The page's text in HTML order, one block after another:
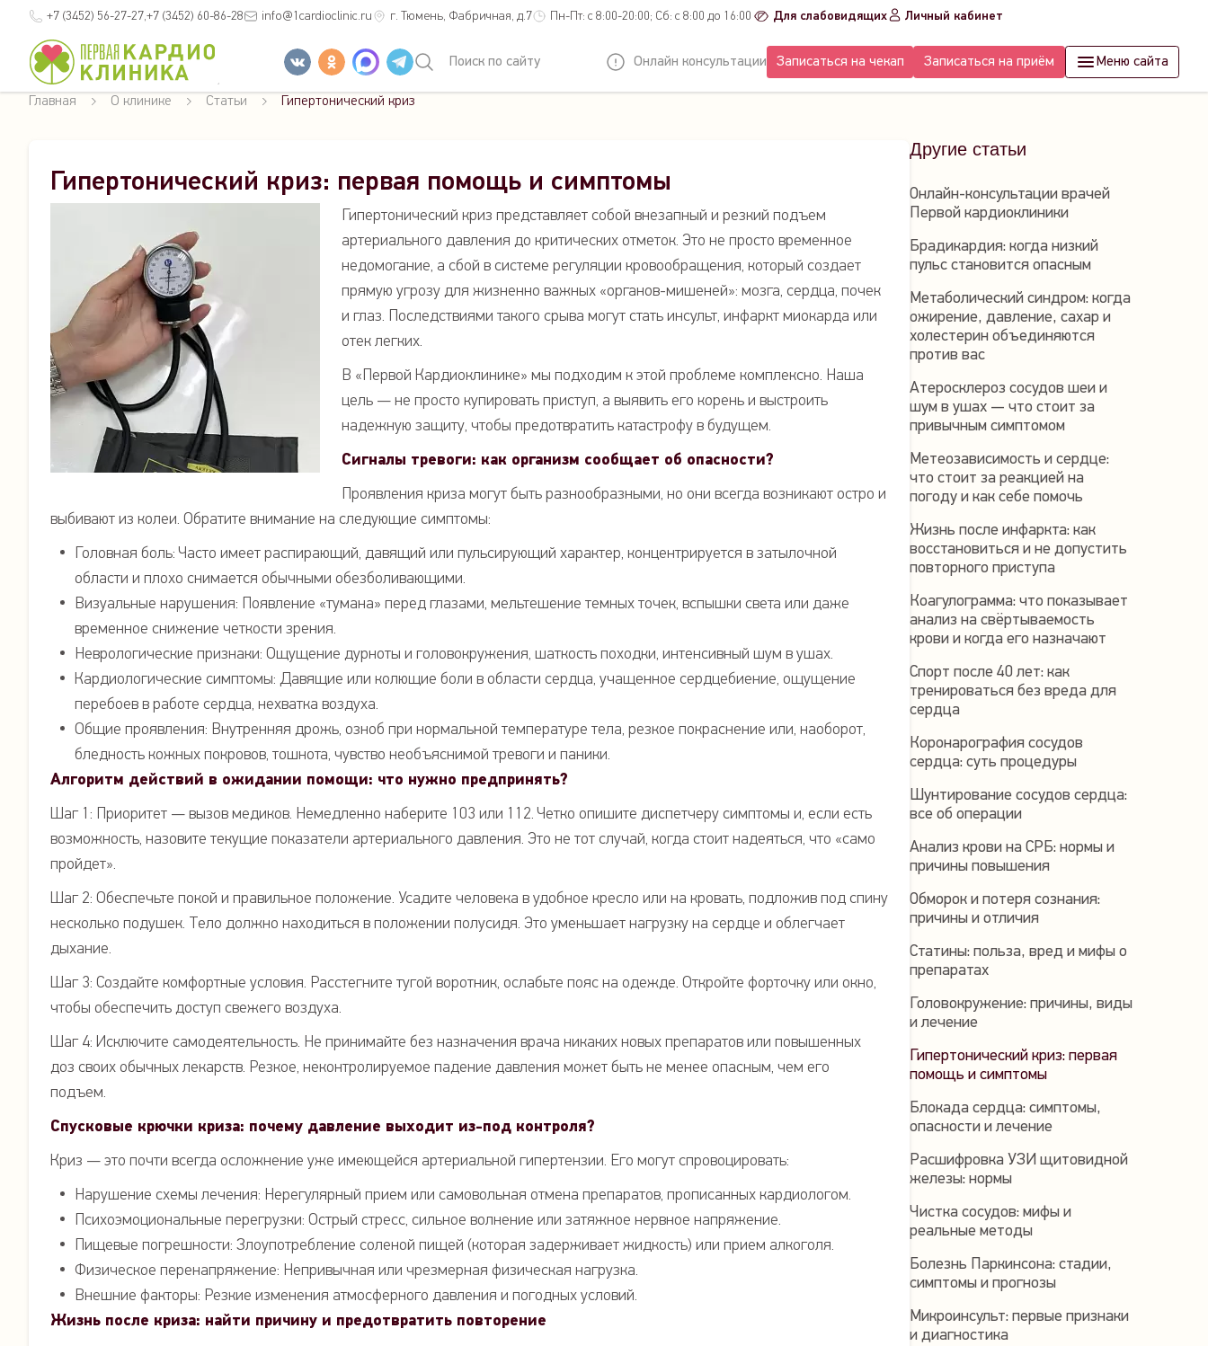
+7 (3452) 56-27-27 +7 (3452) 60-86-28 info@1cardioclinic.ru г. Тюмень, Фабричная, д.7 Пн-Пт: с 8:00-20:00; Сб: с 8:00 до 16:00 Для слабовидящих Личный кабинет
Поиск по сайту Онлайн консультации Записаться на чекап Записаться на приём Меню сайта
Главная О клинике Статьи Гипертонический криз
Гипертонический криз: первая помощь и симптомы
Гипертонический криз представляет собой внезапный и резкий подъем
артериального давления до критических отметок. Это не просто временное
недомогание, а сбой в системе регуляции кровообращения, который создает
прямую угрозу для жизненно важных «органов-мишеней»: мозга, сердца, почек
и глаз. Последствиями такого срыва могут стать инсульт, инфаркт миокарда или
отек легких.
В «Первой Кардиоклинике» мы подходим к этой проблеме комплексно. Наша
цель — не просто купировать приступ, а выявить его корень и выстроить
надежную защиту, чтобы предотвратить катастрофу в будущем.
Сигналы тревоги: как организм сообщает об опасности?
Проявления криза могут быть разнообразными, но они всегда возникают остро и
выбивают из колеи. Обратите внимание на следующие симптомы:
Головная боль: Часто имеет распирающий, давящий или пульсирующий характер, концентрируется в затылочной
области и плохо снимается обычными обезболивающими.
Визуальные нарушения: Появление «тумана» перед глазами, мельтешение темных точек, вспышки света или даже
временное снижение четкости зрения.
Неврологические признаки: Ощущение дурноты и головокружения, шаткость походки, интенсивный шум в ушах.
Кардиологические симптомы: Давящие или колющие боли в области сердца, учащенное сердцебиение, ощущение
перебоев в работе сердца, нехватка воздуха.
Общие проявления: Внутренняя дрожь, озноб при нормальной температуре тела, резкое покраснение или, наоборот,
бледность кожных покровов, тошнота, чувство необъяснимой тревоги и паники.
Алгоритм действий в ожидании помощи: что нужно предпринять?
Шаг 1: Приоритет — вызов медиков. Немедленно наберите 103 или 112. Четко опишите диспетчеру симптомы и, если есть
возможность, назовите текущие показатели артериального давления. Это не тот случай, когда стоит надеяться, что «само
пройдет».
Шаг 2: Обеспечьте покой и правильное положение. Усадите человека в удобное кресло или на кровать, подложив под спину
несколько подушек. Тело должно находиться в положении полусидя. Это уменьшает нагрузку на сердце и облегчает
дыхание.
Шаг 3: Создайте комфортные условия. Расстегните тугой воротник, ослабьте пояс на одежде. Откройте форточку или окно,
чтобы обеспечить доступ свежего воздуха.
Шаг 4: Исключите самодеятельность. Не принимайте без назначения врача никаких новых препаратов или повышенных
доз своих обычных лекарств. Резкое, неконтролируемое падение давления может быть не менее опасным, чем его
подъем.
Спусковые крючки криза: почему давление выходит из-под контроля?
Криз — это почти всегда осложнение уже имеющейся артериальной гипертензии. Его могут спровоцировать:
Нарушение схемы лечения: Нерегулярный прием или самовольная отмена препаратов, прописанных кардиологом.
Психоэмоциональные перегрузки: Острый стресс, сильное волнение или затяжное нервное напряжение.
Пищевые погрешности: Злоупотребление соленой пищей (которая задерживает жидкость) или прием алкоголя.
Физическое перенапряжение: Непривычная или чрезмерная физическая нагрузка.
Внешние факторы: Резкие изменения атмосферного давления и погодных условий.
Жизнь после криза: найти причину и предотвратить повторение
Другие статьи
Онлайн-консультации врачей
Первой кардиоклиники
Брадикардия: когда низкий
пульс становится опасным
Метаболический синдром: когда
ожирение, давление, сахар и
холестерин объединяются
против вас
Атеросклероз сосудов шеи и
шум в ушах — что стоит за
привычным симптомом
Метеозависимость и сердце:
что стоит за реакцией на
погоду и как себе помочь
Жизнь после инфаркта: как
восстановиться и не допустить
повторного приступа
Коагулограмма: что показывает
анализ на свёртываемость
крови и когда его назначают
Спорт после 40 лет: как
тренироваться без вреда для
сердца
Коронарография сосудов
сердца: суть процедуры
Шунтирование сосудов сердца:
все об операции
Анализ крови на СРБ: нормы и
причины повышения
Обморок и потеря сознания:
причины и отличия
Статины: польза, вред и мифы о
препаратах
Головокружение: причины, виды
и лечение
Гипертонический криз: первая
помощь и симптомы
Блокада сердца: симптомы,
опасности и лечение
Расшифровка УЗИ щитовидной
железы: нормы
Чистка сосудов: мифы и
реальные методы
Болезнь Паркинсона: стадии,
симптомы и прогнозы
Микроинсульт: первые признаки
и диагностика